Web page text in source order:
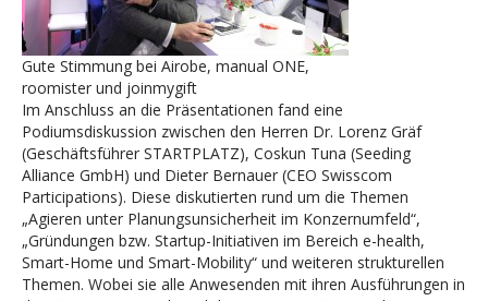
Gute Stimmung bei Airobe, manual ONE,
roomister und joinmygift
Im Anschluss an die Präsentationen fand eine
Podiumsdiskussion zwischen den Herren Dr. Lorenz Gräf
(Geschäftsführer STARTPLATZ), Coskun Tuna (Seeding
Alliance GmbH) und Dieter Bernauer (CEO Swisscom
Participations). Diese diskutierten rund um die Themen
„Agieren unter Planungsunsicherheit im Konzernumfeld“,
„Gründungen bzw. Startup-Initiativen im Bereich e-health,
Smart-Home und Smart-Mobility“ und weiteren strukturellen
Themen. Wobei sie alle Anwesenden mit ihren Ausführungen in